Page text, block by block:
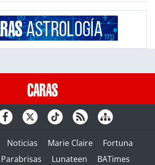
Noticias Marie Claire
Fortuna
Parabrisas Lunateen BATimes